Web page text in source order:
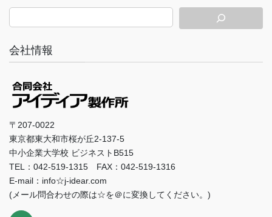
会社情報
〒207-0022
東京都東大和市桜が丘2-137-5
中小企業大学校 ビジネストB515
TEL：042-519-1315 FAX：042-519-1316
E-mail：info☆j-idear.com
(メール問合わせの際は☆を＠に変換してください。)